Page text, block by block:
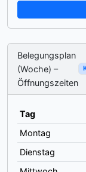
Belegungsplan
(Woche) –
Öffnungszeiten
Tag
Montag
Dienstag